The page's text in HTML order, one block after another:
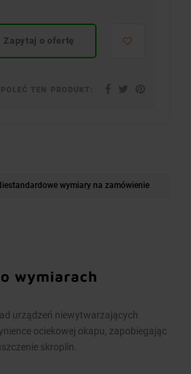
Zapytaj o ofertę
wymiary na zamówienie
wymiarach
urządzeń niewytwarzających
ociekowej okapu, zapobiegając
skroplin.